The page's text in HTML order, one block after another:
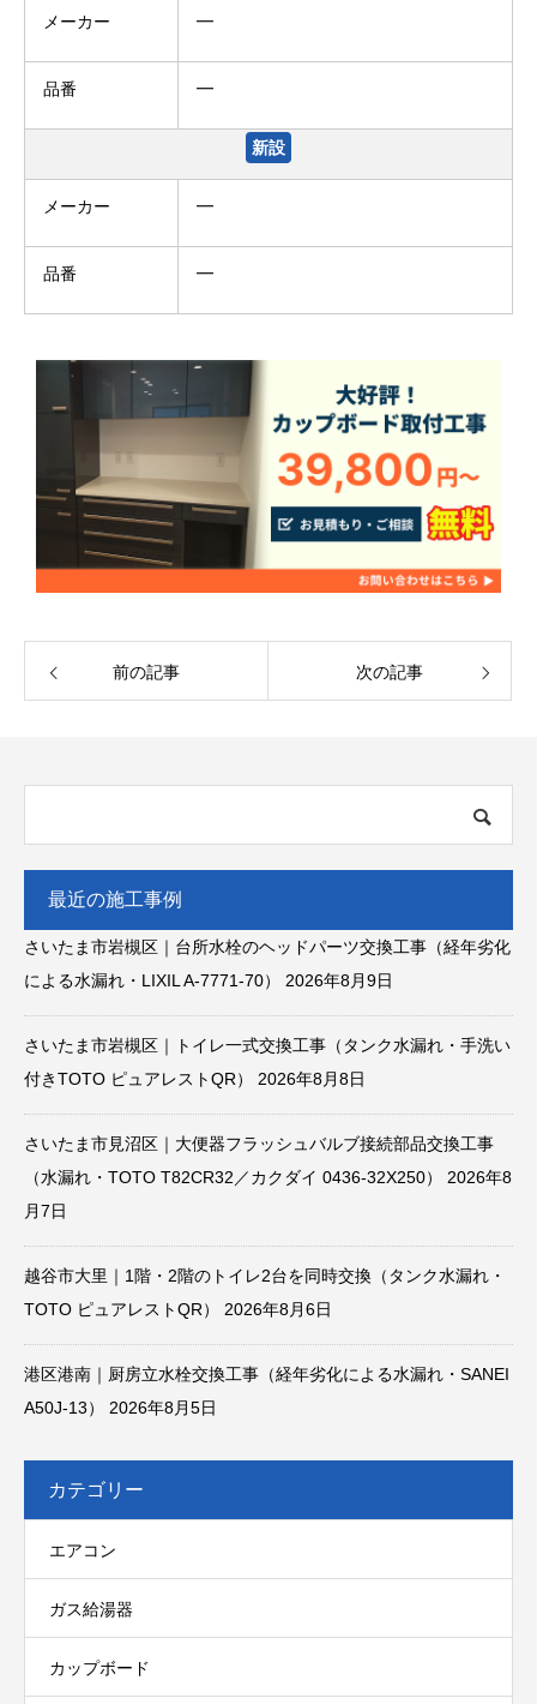
メーカー ━
品番 ━
新設
メーカー ━
品番 ━
前の記事 次の記事
最近の施工事例
さいたま市岩槻区｜台所水栓のヘッドパーツ交換工事（経年劣化
による水漏れ・LIXIL A-7771-70）
2026年8月9日
さいたま市岩槻区｜トイレ一式交換工事（タンク水漏れ・手洗い
付きTOTO ピュアレストQR）
2026年8月8日
さいたま市見沼区｜大便器フラッシュバルブ接続部品交換工事
（水漏れ・TOTO T82CR32／カクダイ 0436-32X250）
2026年8
月7日
越谷市大里｜1階・2階のトイレ2台を同時交換（タンク水漏れ・
TOTO ピュアレストQR）
2026年8月6日
港区港南｜厨房立水栓交換工事（経年劣化による水漏れ・SANEI
A50J-13）
2026年8月5日
カテゴリー
エアコン
ガス給湯器
カップボード